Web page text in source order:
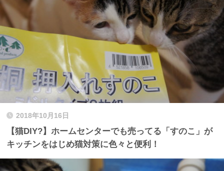
2018年10月16日
【猫DIY?】ホームセンターでも売ってる「すのこ」が
キッチンをはじめ猫対策に色々と便利！